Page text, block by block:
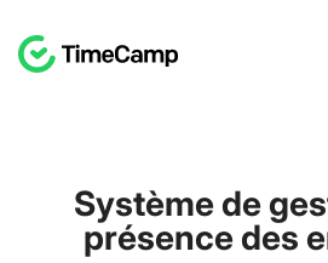
Système de
présence des